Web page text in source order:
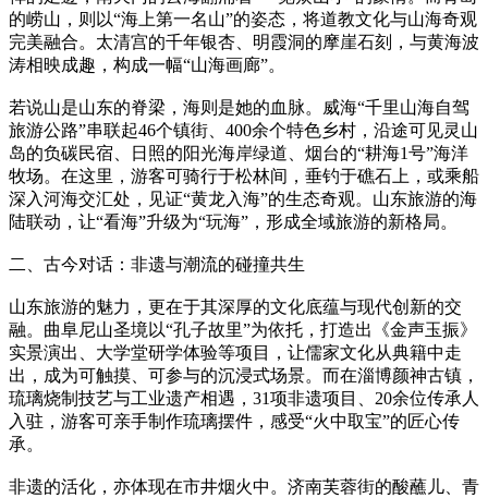
的崂山，则以“海上第一名山”的姿态，将道教文化与山海奇观
完美融合。太清宫的千年银杏、明霞洞的摩崖石刻，与黄海波
涛相映成趣，构成一幅“山海画廊”。
若说山是山东的脊梁，海则是她的血脉。威海“千里山海自驾
旅游公路”串联起46个镇街、400余个特色乡村，沿途可见灵山
岛的负碳民宿、日照的阳光海岸绿道、烟台的“耕海1号”海洋
牧场。在这里，游客可骑行于松林间，垂钓于礁石上，或乘船
深入河海交汇处，见证“黄龙入海”的生态奇观。山东旅游的海
陆联动，让“看海”升级为“玩海”，形成全域旅游的新格局。
二、古今对话：非遗与潮流的碰撞共生
山东旅游的魅力，更在于其深厚的文化底蕴与现代创新的交
融。曲阜尼山圣境以“孔子故里”为依托，打造出《金声玉振》
实景演出、大学堂研学体验等项目，让儒家文化从典籍中走
出，成为可触摸、可参与的沉浸式场景。而在淄博颜神古镇，
琉璃烧制技艺与工业遗产相遇，31项非遗项目、20余位传承人
入驻，游客可亲手制作琉璃摆件，感受“火中取宝”的匠心传
承。
非遗的活化，亦体现在市井烟火中。济南芙蓉街的酸蘸儿、青